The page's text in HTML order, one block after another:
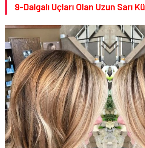
9-Dalgalı Uçları Olan Uzun Sarı